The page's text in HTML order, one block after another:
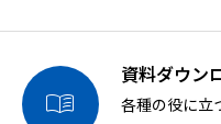

資料ダウン
各種の役に立